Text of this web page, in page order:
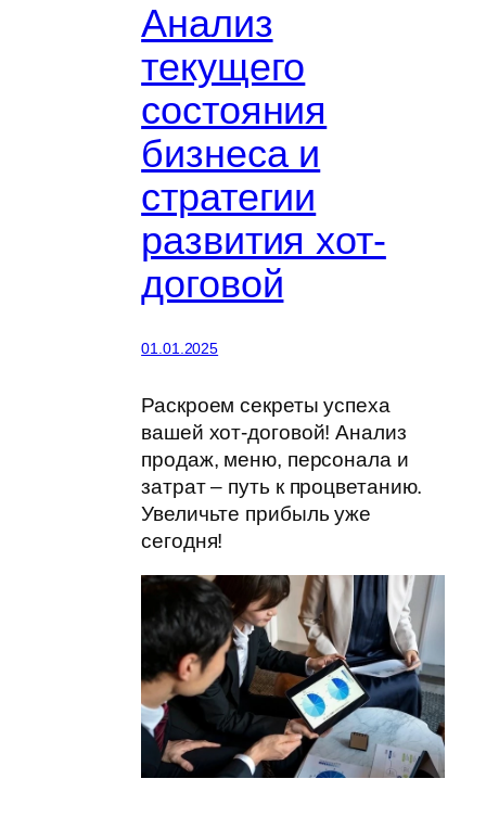
Анализ
текущего
состояния
бизнеса и
стратегии
развития хот-
договой
01.01.2025
Раскроем секреты успеха
вашей хот-договой! Анализ
продаж, меню, персонала и
затрат – путь к процветанию.
Увеличьте прибыль уже
сегодня!